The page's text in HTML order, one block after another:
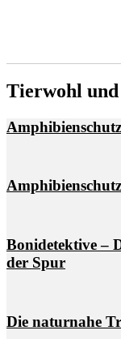
Tier­wohl
Bo­ni­de­tek­ti­ve –
der Spur
Die na­tur­na­he